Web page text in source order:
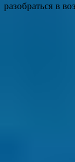
разобраться в